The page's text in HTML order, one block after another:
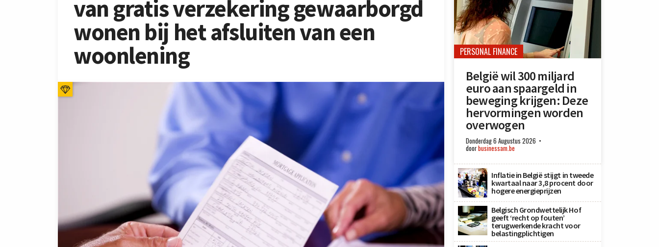
van gratis verzekering gewaarborgd
wonen bij het afsluiten van een
woonlening
PERSONAL FINANCE
België wil 300 miljard
euro aan spaargeld in
beweging krijgen: Deze
hervormingen worden
overwogen
Donderdag 6 Augustus 2026
doorbusinessam.be
Inflatie in België stijgt in tweede
kwartaal naar 3,8 procent door
hogere energieprijzen
Belgisch Grondwettelijk Hof
geeft ‘recht op fouten’
terugwerkende kracht voor
belastingplichtigen